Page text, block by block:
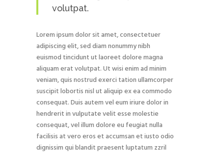
volutpat.
Lorem ipsum dolor sit amet, consectetuer
adipiscing elit, sed diam nonummy nibh
euismod tincidunt ut laoreet dolore magna
aliquam erat volutpat. Ut wisi enim ad minim
veniam, quis nostrud exerci tation ullamcorper
suscipit lobortis nisl ut aliquip ex ea commodo
consequat. Duis autem vel eum iriure dolor in
hendrerit in vulputate velit esse molestie
consequat, vel illum dolore eu feugiat nulla
facilisis at vero eros et accumsan et iusto odio
dignissim qui blandit praesent luptatum zzril